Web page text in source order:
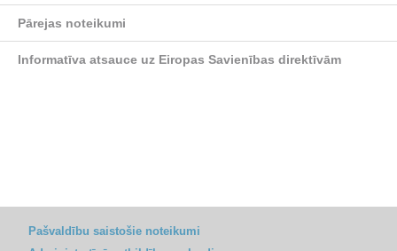
Pārejas noteikumi
Informatīva atsauce uz Eiropas Savienības direktīvām
Pašvaldību saistošie noteikumi